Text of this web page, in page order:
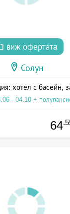
виж офертата
Солун
хотел с басейн,
- 04.10 +
64